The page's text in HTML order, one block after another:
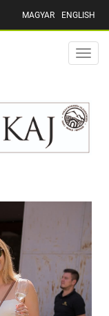
MAGYAR ENGLISH
Toggle